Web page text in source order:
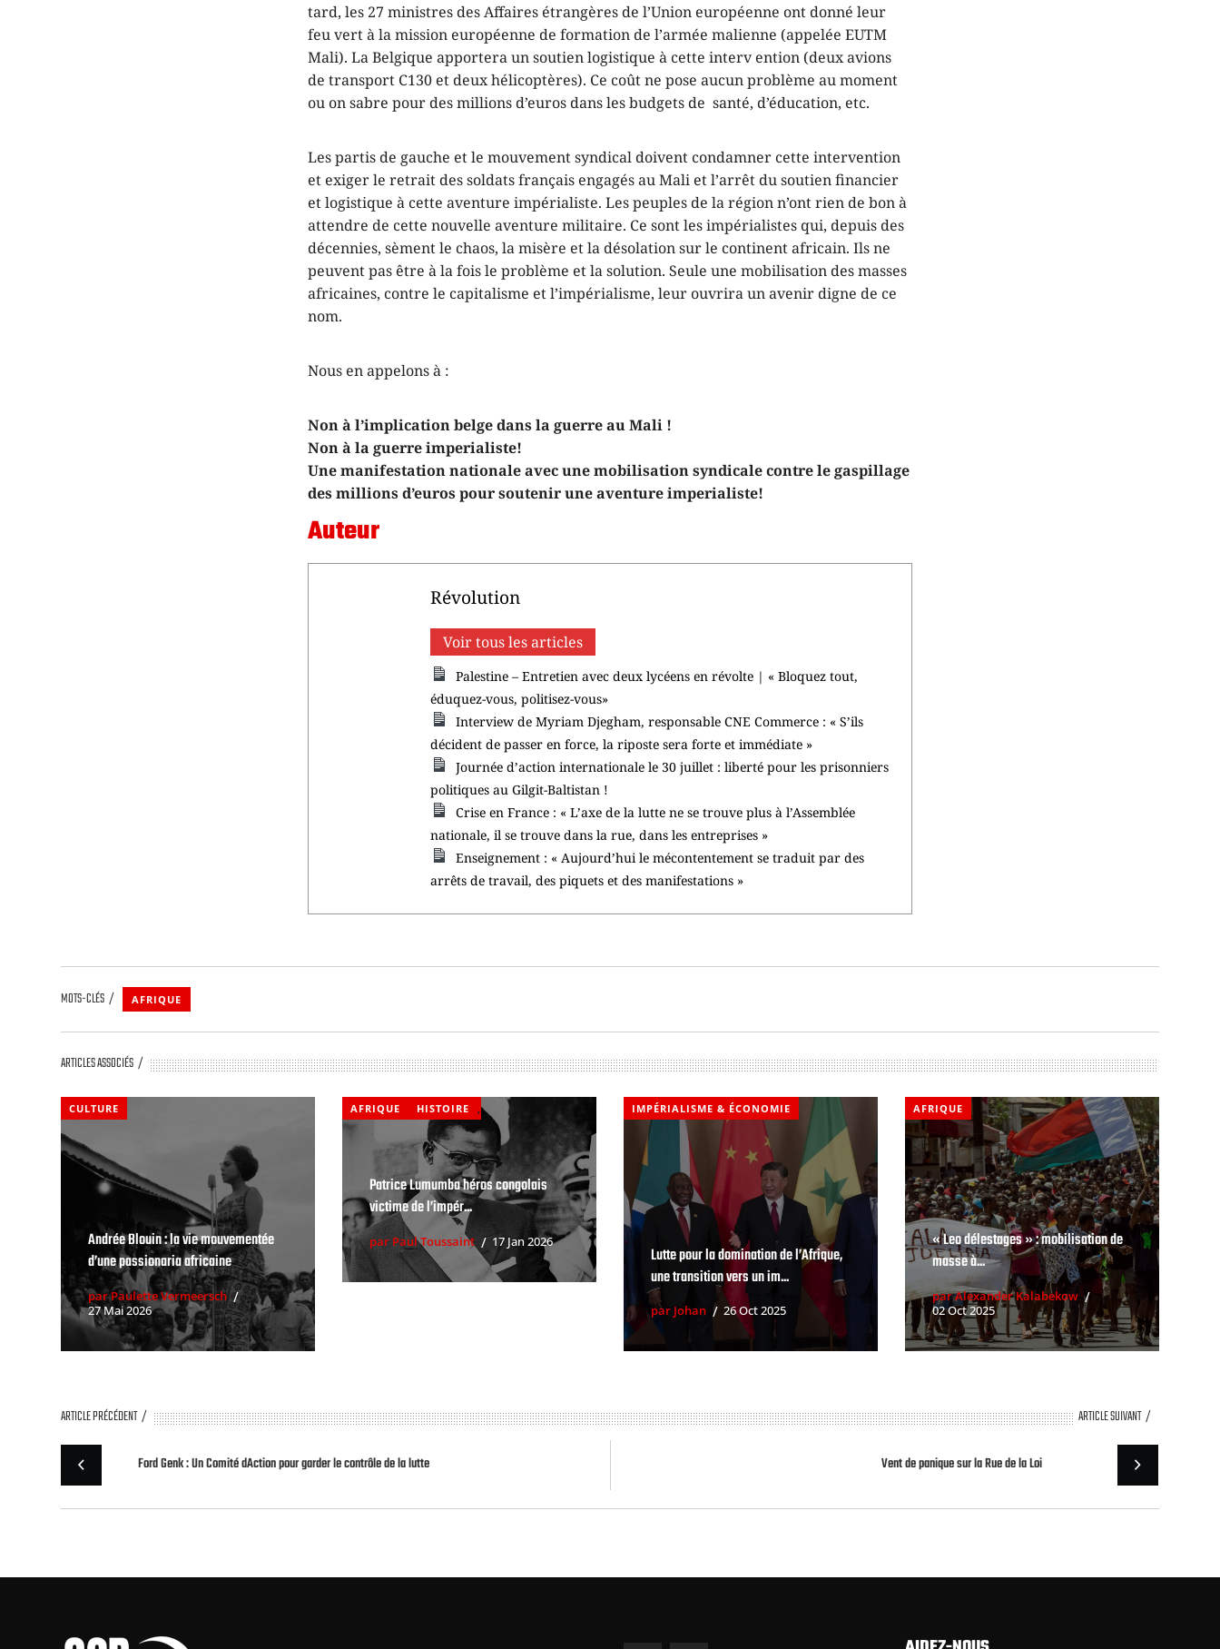
tard, les 27 ministres des Affaires étrangères de l’Union européenne ont donné leur
feu vert à la mission européenne de formation de l’armée malienne (appelée EUTM
Mali). La Belgique apportera un soutien logistique à cette interv ention (deux avions
de transport C130 et deux hélicoptères). Ce coût ne pose aucun problème au moment
ou on sabre pour des millions d’euros dans les budgets de santé, d’éducation, etc.
Les partis de gauche et le mouvement syndical doivent condamner cette intervention
et exiger le retrait des soldats français engagés au Mali et l’arrêt du soutien financier
et logistique à cette aventure impérialiste. Les peuples de la région n’ont rien de bon à
attendre de cette nouvelle aventure militaire. Ce sont les impérialistes qui, depuis des
décennies, sèment le chaos, la misère et la désolation sur le continent africain. Ils ne
peuvent pas être à la fois le problème et la solution. Seule une mobilisation des masses
africaines, contre le capitalisme et l’impérialisme, leur ouvrira un avenir digne de ce
nom.
Nous en appelons à :
Non à l’implication belge dans la guerre au Mali !
Non à la guerre imperialiste!
Une manifestation nationale avec une mobilisation syndicale contre le gaspillage
des millions d’euros pour soutenir une aventure imperialiste!
Auteur
Révolution
Voir tous les articles
Palestine – Entretien avec deux lycéens en révolte | « Bloquez tout,
éduquez-vous, politisez-vous»
Interview de Myriam Djegham, responsable CNE Commerce : « S’ils
décident de passer en force, la riposte sera forte et immédiate »
Journée d’action internationale le 30 juillet : liberté pour les prisonniers
politiques au Gilgit-Baltistan !
Crise en France : « L’axe de la lutte ne se trouve plus à l’Assemblée
nationale, il se trouve dans la rue, dans les entreprises »
Enseignement : « Aujourd’hui le mécontentement se traduit par des
arrêts de travail, des piquets et des manifestations »
MOTS-CLÉS AFRIQUE
ARTICLES ASSOCIÉS
CULTURE
Andrée Blouin : la vie mouvementée
d’une passionaria africaine
par Paulette Vermeersch
27 Mai 2026
AFRIQUE ,
HISTOIRE
Patrice Lumumba héros congolais
victime de l’impér...
par Paul Toussaint 17 Jan 2026
IMPÉRIALISME & ÉCONOMIE
Lutte pour la domination de l’Afrique,
une transition vers un im...
par Johan 26 Oct 2025
AFRIQUE
« Leo délestages » : mobilisation de
masse à...
par Alexander Kalabekow
02 Oct 2025
ARTICLE PRÉCÉDENT ARTICLE SUIVANT
Ford Genk : Un Comité dAction pour garder le contrôle de la lutte Vent de panique sur la Rue de la Loi